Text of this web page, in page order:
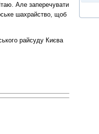
Але заперечувати
шахрайство, щоб
райсуду Києва